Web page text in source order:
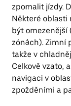
zpomalit jízdy.
Některé oblasti
být omezenější
zónách). Zimní
takže v
Celkově vzato,
navigaci v
zpožděními a